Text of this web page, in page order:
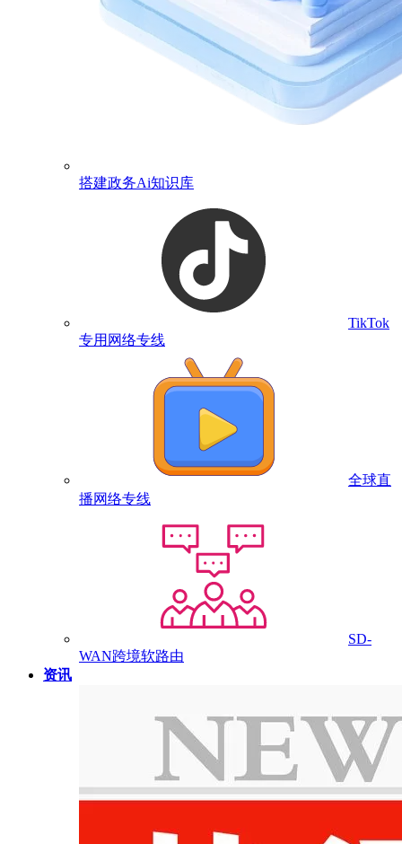
搭建政务Ai知识库
TikTok
专用网络专线
全球直
播网络专线
SD-
WAN跨境软路由
资讯